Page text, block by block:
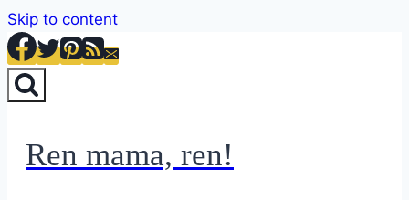
Skip to content
Ren mama, ren!